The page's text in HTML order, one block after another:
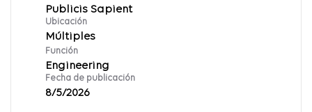
Publicis Sapient
Ubicación
Múltiples
Función
Engineering
Fecha de publicación
8/5/2026